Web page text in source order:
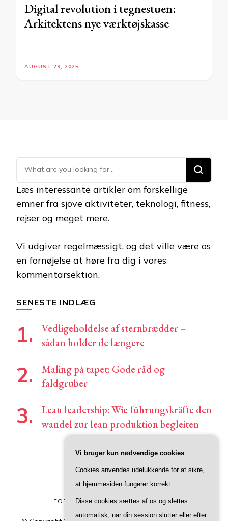
Digital revolution i tegnestuen:
Arkitektens nye værktøjskasse
AUGUST 29, 2025
Looking
for
Something?
Læs interessante artikler om forskellige
emner fra sjove aktiviteter, teknologi, fitness,
rejser og meget mere.
Vi udgiver regelmæssigt, og det ville være os
en fornøjelse at høre fra dig i vores
kommentarsektion.
SENESTE INDLÆG
Vedligeholdelse af sternbrædder –
sådan holder de længere
Maling på tapet: Gode råd og
faldgruber
Lean leadership: Wie führungskräfte den
wandel zur lean produktion begleiten
FORSIDE KONTAKT PRIVATLIVSPOLITIK
Vi bruger kun nødvendige cookies
Cookies anvendes udelukkende for at sikre,
at hjemmesiden fungerer korrekt.
Disse cookies sættes af os og slettes
automatisk, når din session slutter eller efter